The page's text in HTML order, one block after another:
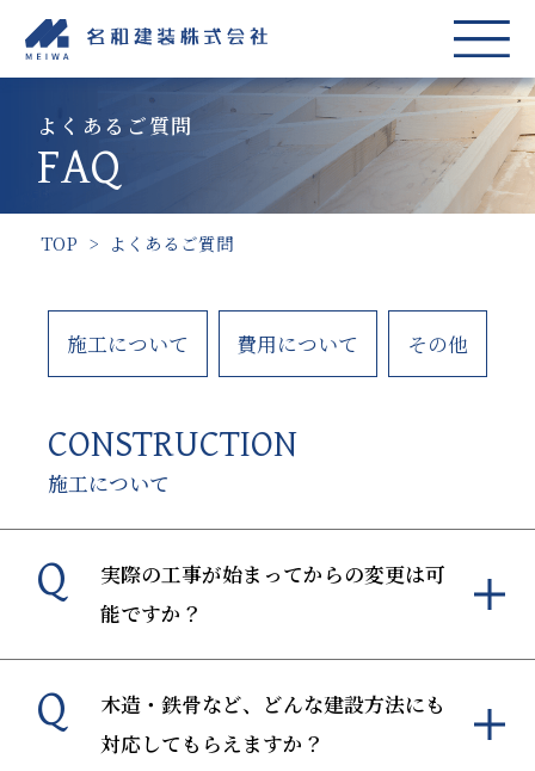
よくあるご質問
FAQ
TOP > よくあるご質問
施工について 費用について その他
CONSTRUCTION
施工について
Q
実際の工事が始まってからの変更は可
能ですか？
Q
木造・鉄骨など、どんな建設方法にも
対応してもらえますか？